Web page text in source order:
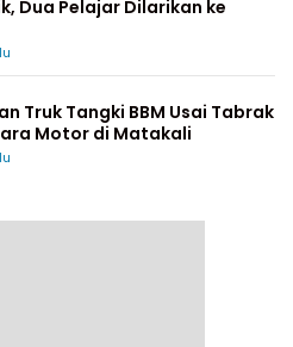
Dua Pelajar Dilarikan ke
Truk Tangki BBM Usai Tabrak
Motor di Matakali